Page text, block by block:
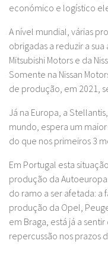
económico e logístico
A nível mundial, várias
obrigadas a reduzir a
Mitsubishi Motors e da
Somente na Nissan
de produção, em 2021,
Já na Europa, a
mundo, espera um
do que nos primeiros 3
Em Portugal esta
produção da
do ramo a ser afetada: a
produção da Opel,
em Braga, está já a
repercussão nos prazos